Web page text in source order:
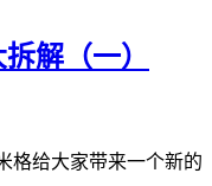
解（一）
格给大家带来一个新的